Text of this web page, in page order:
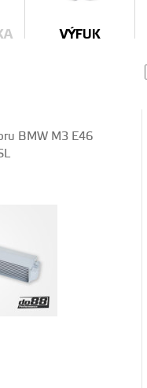
VÝFUK
BMW M3 E46